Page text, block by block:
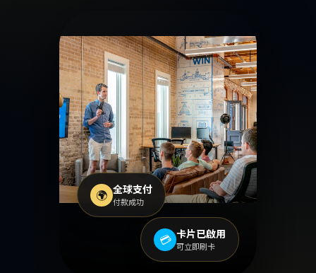
🌍 全球支付
付款成功
💳 卡片已啟用
可立即刷卡